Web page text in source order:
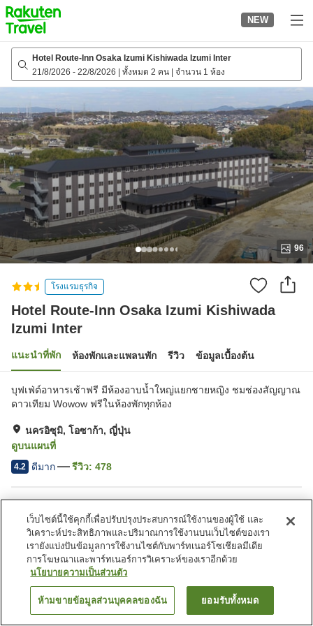
to
top
page
NEW
Hotel Route-Inn Osaka Izumi Kishiwada Izumi Inter
21/8/2026 - 22/8/2026 ทั้งหมด 2 คน จำนวน 1 ห้อง
96
โรงแรมธุรกิจ
Hotel Route-Inn Osaka Izumi Kishiwada
Izumi Inter
แนะนำที่พัก ห้องพักและแพลนพัก รีวิว ข้อมูลเบื้องต้น
บุฟเฟ่ต์อาหารเช้าฟรี มีห้องอาบน้ำใหญ่แยกชายหญิง ชมช่องสัญญาณ
ดาวเทียม Wowow ฟรีในห้องพักทุกห้อง
นครอิซุมิ, โอซาก้า, ญี่ปุ่น
ดูบนแผนที่
4.2 ดีมาก รีวิว: 478
ที่จอดรถ
ร้านอาหาร
ตู้จำหน่ายอัตโนมัติ
ห้องอาบน้ำใหญ่
หน้าแรก ญี่ปุ่น โอซาก้า
Hotel Route-Inn Osaka Izumi Kishiwada Izumi Inter
ค้นหาห้องพัก
เว็บไซต์นี้ใช้คุกกี้เพื่อปรับปรุงประสบการณ์ใช้งานของผู้ใช้ และ
วิเคราะห์ประสิทธิภาพและปริมาณการใช้งานบนเว็บไซต์ของเรา
เรายังแบ่งปันข้อมูลการใช้งานไซต์กับพาร์ทเนอร์โซเชียลมีเดีย
การโฆษณาและพาร์ทเนอร์การวิเคราะห์ของเราอีกด้วย
นโยบายความเป็นส่วนตัว
ห้ามขายข้อมูลส่วนบุคคลของฉัน ยอมรับทั้งหมด